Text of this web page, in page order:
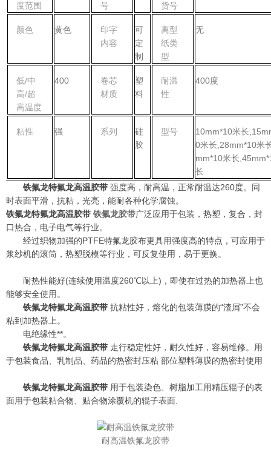
度范围
号
货号
颜色 黄色
印字
内容
可
定
制
离型
纸类
型
无
低/中
高/超
高温度
400
卷芯
材质
塑
料
耐温
性
400度
粘性 强 系列
硅
胶
型号
10mm*10米长
0米长,28mm*10米
mm*10米长
长
铁氟龙特氟龙高温胶带 强度高，耐高温，正常耐温达260度。同
时表面平滑，抗粘，光亮，能耐各种化学腐蚀。
铁氟龙特氟龙高温胶带 铁氟龙胶带广泛应用于包装，热塑，复合，封
口热合，电子电气等行业。
经过织物加强的PTFE特氟龙胶布更具用强度高的特点，可应用于
浆纱机的滚筒，热塑脱模等行业，可反复使用，易于更换。
耐热性能好(连续使用温度260℃以上)，即使在过热的加热器上也
能够安全使用。
铁氟龙特氟龙高温胶带 抗粘性好，熔化的包装薄膜的“渣屑”不会
粘到加热器上。
电绝缘性**。
铁氟龙特氟龙高温胶带 走行稳定性好，耐久性好，容易维修。用
于包装食品、乳制品、药品的热密封压粘 部位塑料薄膜的热密封使用
铁氟龙特氟龙高温胶带 用于包装染色、树脂加工用精压辊子的表
面用于包装粘合物、贴合物涂覆机的辊子表面.
耐高温铁氟龙胶带